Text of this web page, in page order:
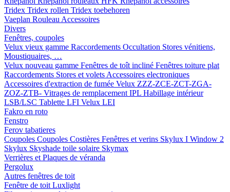
Tridex Tridex rollen Tridex toebehoren
Vaeplan Rouleau Accessoires
Divers
Fenêtres, coupoles
Velux vieux gamme Raccordements Occultation Stores vénitiens,
Moustiquaires, …
Velux nouveau gamme Fenêtres de toît incliné Fenêtres toiture plat
Raccordements Stores et volets Accessoires electroniques
Accessoires d'extraction de fumée Velux ZZZ-ZCE-ZCT-ZGA-
ZOZ-ZTB- Vitrages de remplacement IPL Habillage intérieur
LSB/LSC Tablette LFI Velux LEI
Fakro en roto
Fenstro
Ferov tabatieres
Coupoles Coupoles Costières Fenêtres et verins Skylux I Window 2
Skylux Skyshade toile solaire Skymax
Verrières et Plaques de véranda
Pergolux
Autres fenêtres de toit
Fenêtre de toit Luxlight